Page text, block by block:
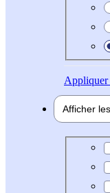
Appliquer
Afficher
Type